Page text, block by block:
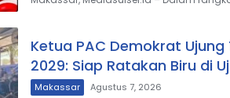
Ketua PAC Demokrat Ujung
2029: Siap Ratakan Biru di
Makassar Agustus 7, 2026